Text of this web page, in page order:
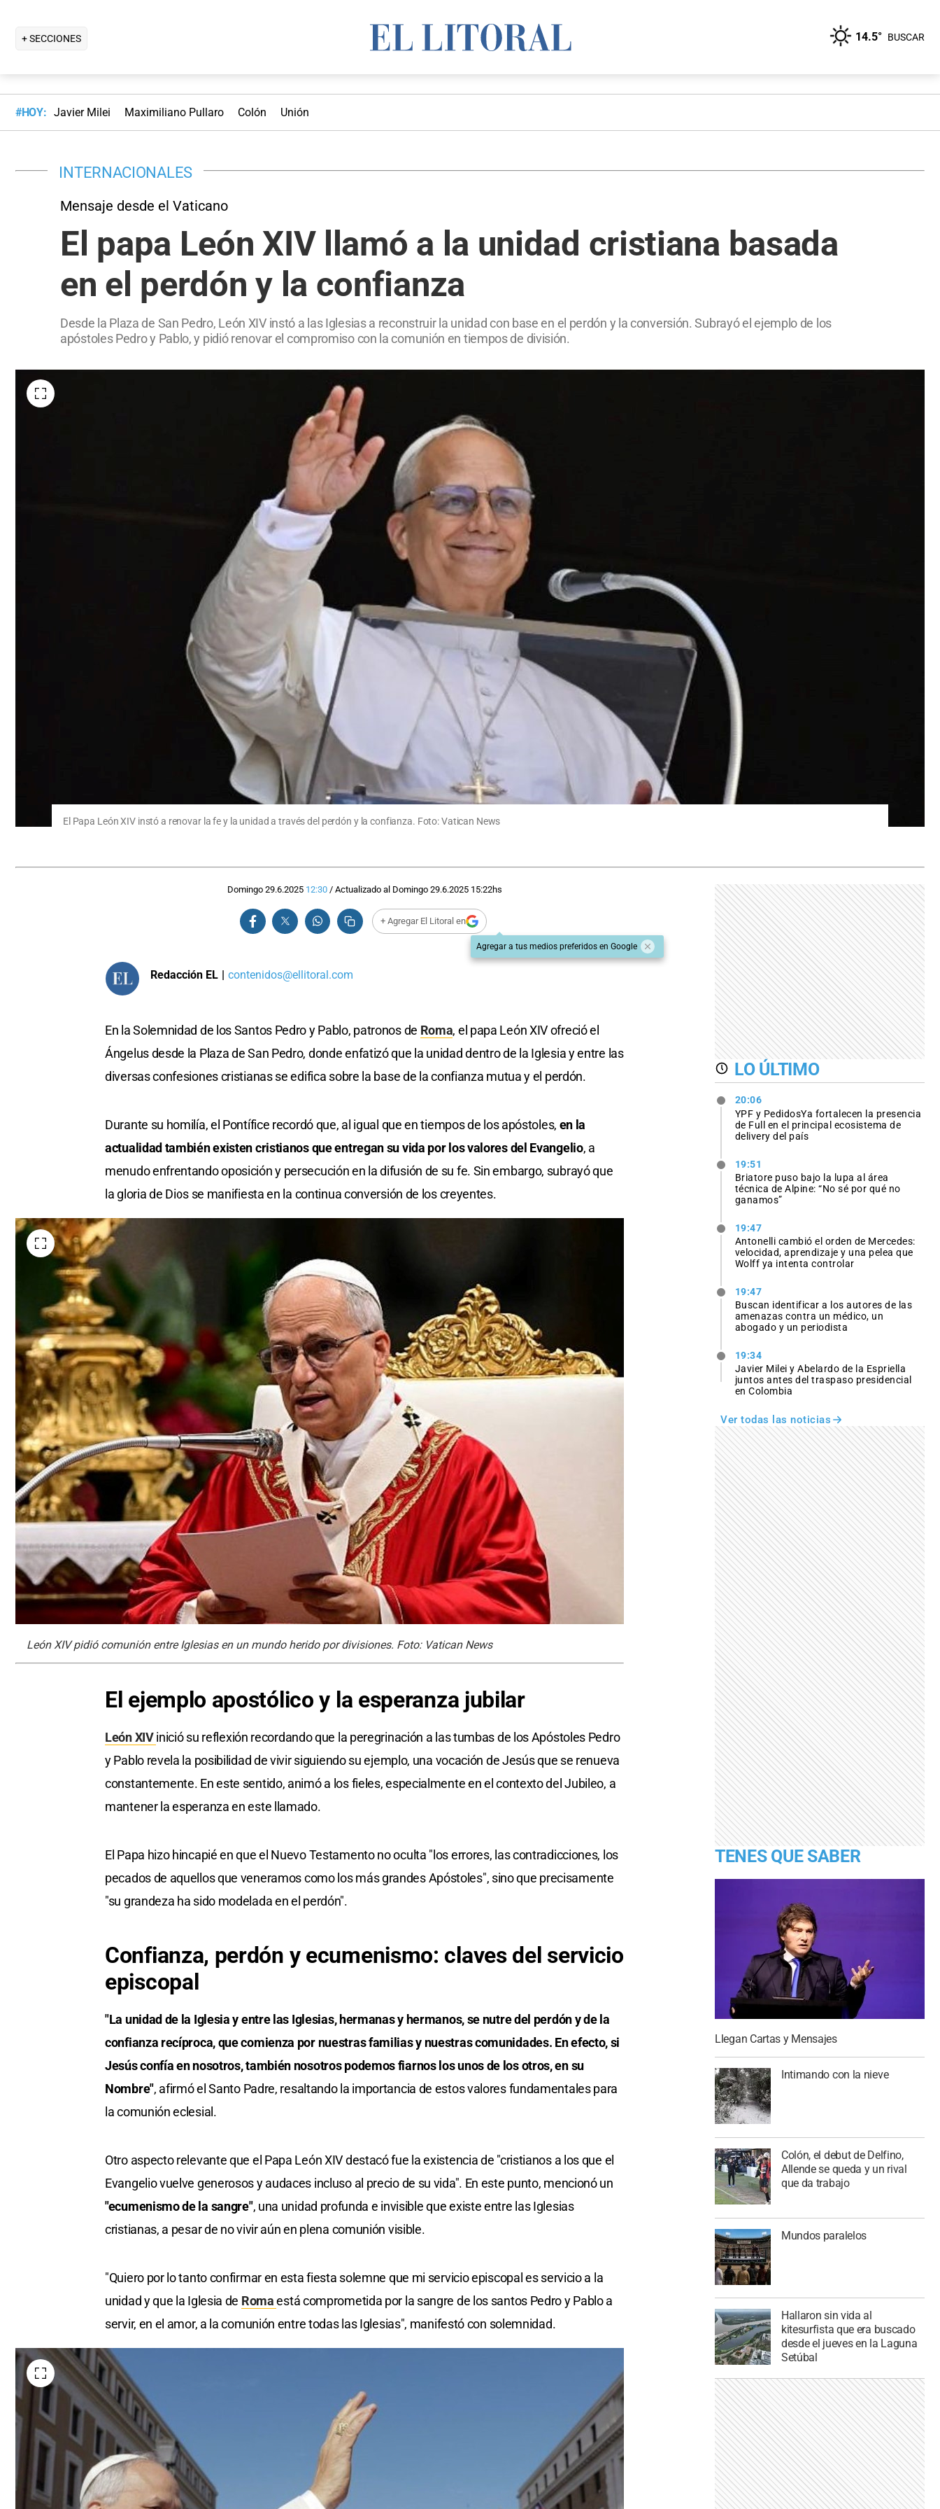
+ SECCIONES 14.5° BUSCAR
#HOY: Javier Milei Maximiliano Pullaro Colón Unión
INTERNACIONALES
Mensaje desde el Vaticano
El papa León XIV llamó a la unidad cristiana basada
en el perdón y la confianza
Desde la Plaza de San Pedro, León XIV instó a las Iglesias a reconstruir la unidad con base en el perdón y la conversión. Subrayó el ejemplo de los
apóstoles Pedro y Pablo, y pidió renovar el compromiso con la comunión en tiempos de división.
El Papa León XIV instó a renovar la fe y la unidad a través del perdón y la confianza. Foto: Vatican News
Domingo 29.6.2025 12:30/ Actualizado al Domingo 29.6.2025 15:22hs
+ Agregar El Litoral en
Agregar a tus medios preferidos en Google
Redacción EL | contenidos@ellitoral.com
En la Solemnidad de los Santos Pedro y Pablo, patronos de Roma, el papa León XIV ofreció el
Ángelus desde la Plaza de San Pedro, donde enfatizó que la unidad dentro de la Iglesia y entre las
diversas confesiones cristianas se edifica sobre la base de la confianza mutua y el perdón.
Durante su homilía, el Pontífice recordó que, al igual que en tiempos de los apóstoles, en la
actualidad también existen cristianos que entregan su vida por los valores del Evangelio, a
menudo enfrentando oposición y persecución en la difusión de su fe. Sin embargo, subrayó que
la gloria de Dios se manifiesta en la continua conversión de los creyentes.
León XIV pidió comunión entre Iglesias en un mundo herido por divisiones. Foto: Vatican News
El ejemplo apostólico y la esperanza jubilar
León XIVinició su reflexión recordando que la peregrinación a las tumbas de los Apóstoles Pedro
y Pablo revela la posibilidad de vivir siguiendo su ejemplo, una vocación de Jesús que se renueva
constantemente. En este sentido, animó a los fieles, especialmente en el contexto del Jubileo, a
mantener la esperanza en este llamado.
El Papa hizo hincapié en que el Nuevo Testamento no oculta "los errores, las contradicciones, los
pecados de aquellos que veneramos como los más grandes Apóstoles", sino que precisamente
"su grandeza ha sido modelada en el perdón".
Confianza, perdón y ecumenismo: claves del servicio
episcopal
"La unidad de la Iglesia y entre las Iglesias, hermanas y hermanos, se nutre del perdón y de la
confianza recíproca, que comienza por nuestras familias y nuestras comunidades. En efecto, si
Jesús confía en nosotros, también nosotros podemos fiarnos los unos de los otros, en su
Nombre", afirmó el Santo Padre, resaltando la importancia de estos valores fundamentales para
la comunión eclesial.
Otro aspecto relevante que el Papa León XIV destacó fue la existencia de "cristianos a los que el
Evangelio vuelve generosos y audaces incluso al precio de su vida". En este punto, mencionó un
"ecumenismo de la sangre", una unidad profunda e invisible que existe entre las Iglesias
cristianas, a pesar de no vivir aún en plena comunión visible.
"Quiero por lo tanto confirmar en esta fiesta solemne que mi servicio episcopal es servicio a la
unidad y que la Iglesia de Romaestá comprometida por la sangre de los santos Pedro y Pablo a
servir, en el amor, a la comunión entre todas las Iglesias", manifestó con solemnidad.
LO ÚLTIMO
20:06
YPF y PedidosYa fortalecen la presencia
de Full en el principal ecosistema de
delivery del país
19:51
Briatore puso bajo la lupa al área
técnica de Alpine: “No sé por qué no
ganamos”
19:47
Antonelli cambió el orden de Mercedes:
velocidad, aprendizaje y una pelea que
Wolff ya intenta controlar
19:47
Buscan identificar a los autores de las
amenazas contra un médico, un
abogado y un periodista
19:34
Javier Milei y Abelardo de la Espriella
juntos antes del traspaso presidencial
en Colombia
Ver todas las noticias
TENES QUE SABER
Llegan Cartas y Mensajes
Intimando con la nieve
Colón, el debut de Delfino,
Allende se queda y un rival
que da trabajo
Mundos paralelos
Hallaron sin vida al
kitesurfista que era buscado
desde el jueves en la Laguna
Setúbal